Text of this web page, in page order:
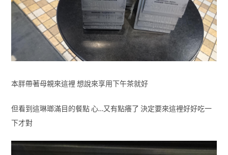
本胖帶著母親來這裡 想說來享用下午茶就好
但看到這琳瑯滿目的餐點 心…又有點癢了 決定要來這裡好好吃一
下才對